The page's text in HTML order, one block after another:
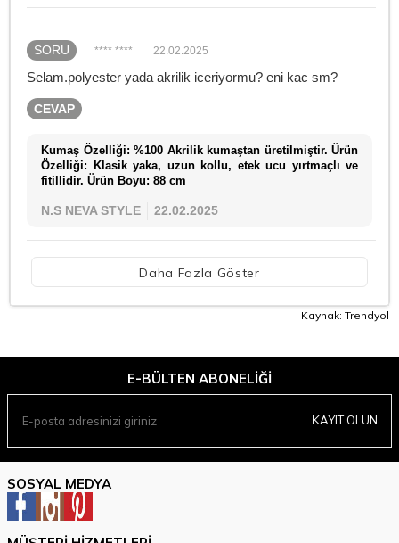
SORU **** **** 22.02.2025
Selam.polyester yada akrilik iceriyormu? eni kac sm?
CEVAP
​​​​​​​​​​​​​Kumaş Özelliği: %100 Akrilik kumaştan üretilmiştir. Ürün
Özelliği: Klasik yaka, uzun kollu, etek ucu yırtmaçlı ve
fitillidir. Ürün Boyu: 88 cm
N.S NEVA STYLE 22.02.2025
Daha Fazla Göster
Kaynak: Trendyol
E-BÜLTEN ABONELIĞI
KAYIT OLUN
SOSYAL MEDYA